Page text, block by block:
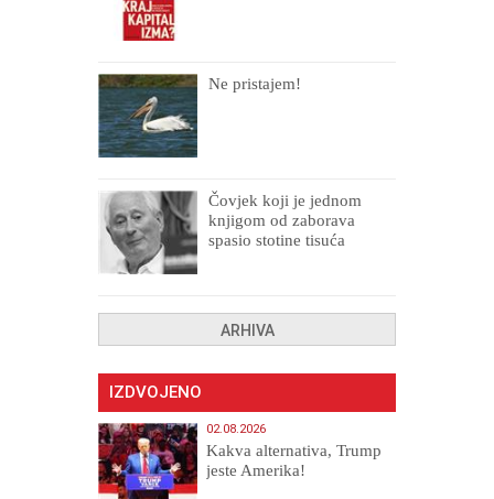
Ne pristajem!
Čovjek koji je jednom
knjigom od zaborava
spasio stotine tisuća
ARHIVA
IZDVOJENO
02.08.2026
Kakva alternativa, Trump
jeste Amerika!